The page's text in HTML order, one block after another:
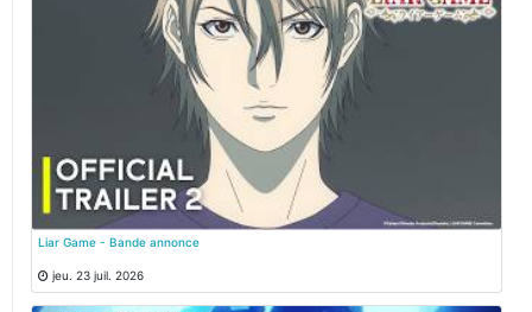
Liar Game - Bande annonce
jeu. 23 juil. 2026